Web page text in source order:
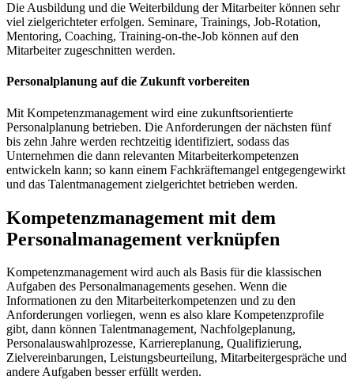
Die Ausbildung und die Weiterbildung der Mitarbeiter können sehr
viel zielgerichteter erfolgen. Seminare, Trainings, Job-Rotation,
Mentoring, Coaching, Training-on-the-Job können auf den
Mitarbeiter zugeschnitten werden.
Personalplanung auf die Zukunft vorbereiten
Mit Kompetenzmanagement wird eine zukunftsorientierte
Personalplanung betrieben. Die Anforderungen der nächsten fünf
bis zehn Jahre werden rechtzeitig identifiziert, sodass das
Unternehmen die dann relevanten Mitarbeiterkompetenzen
entwickeln kann; so kann einem Fachkräftemangel entgegengewirkt
und das Talentmanagement zielgerichtet betrieben werden.
Kompetenzmanagement mit dem
Personalmanagement verknüpfen
Kompetenzmanagement wird auch als Basis für die klassischen
Aufgaben des Personalmanagements gesehen. Wenn die
Informationen zu den Mitarbeiterkompetenzen und zu den
Anforderungen vorliegen, wenn es also klare Kompetenzprofile
gibt, dann können Talentmanagement, Nachfolgeplanung,
Personalauswahlprozesse, Karriereplanung, Qualifizierung,
Zielvereinbarungen, Leistungsbeurteilung, Mitarbeitergespräche und
andere Aufgaben besser erfüllt werden.